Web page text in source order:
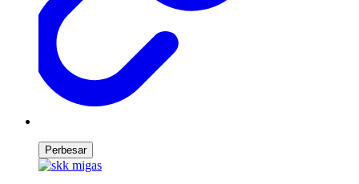
Perbesar